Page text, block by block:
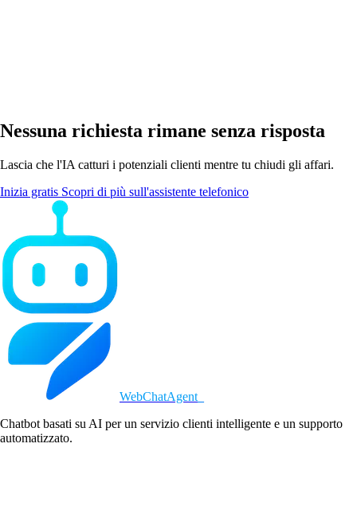
Nessuna richiesta rimane senza risposta
Lascia che l'IA catturi i potenziali clienti mentre tu chiudi gli affari.
Inizia gratis Scopri di più sull'assistente telefonico
WebChatAgent
Chatbot basati su AI per un servizio clienti intelligente e un supporto
automatizzato.